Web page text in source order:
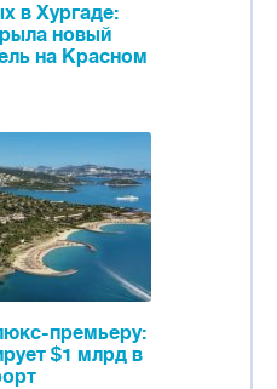
в Хургаде:
новый
на Красном
премьеру:
$1 млрд в